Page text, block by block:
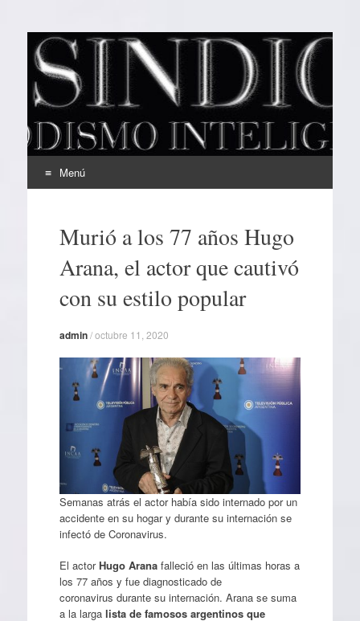
EL SINDICAL
Periodismo Inteligente
Menú
contenidoMurió a los 77 años Hugo
Arana, el actor que cautivó
con su estilo popular
admin/octubre 11, 2020
Semanas atrás el actor había sido internado por un
accidente en su hogar y durante su internación se
infectó de Coronavirus.
El actor Hugo Aranafalleció en las últimas horas a
los 77 años y fue diagnosticado de
coronavirus durante su internación. Arana se suma
a la larga lista de famosos argentinos que